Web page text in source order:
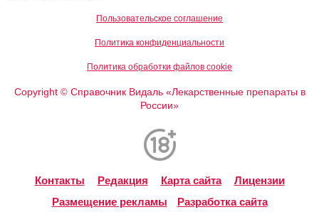
Пользовательское соглашение
Политика конфиденциальности
Политика обработки файлов cookie
Copyright ©Справочник Видаль «Лекарственные препараты в
России»
Контакты Редакция Карта сайта
Лицензии
Размещение рекламы
Разработка сайта